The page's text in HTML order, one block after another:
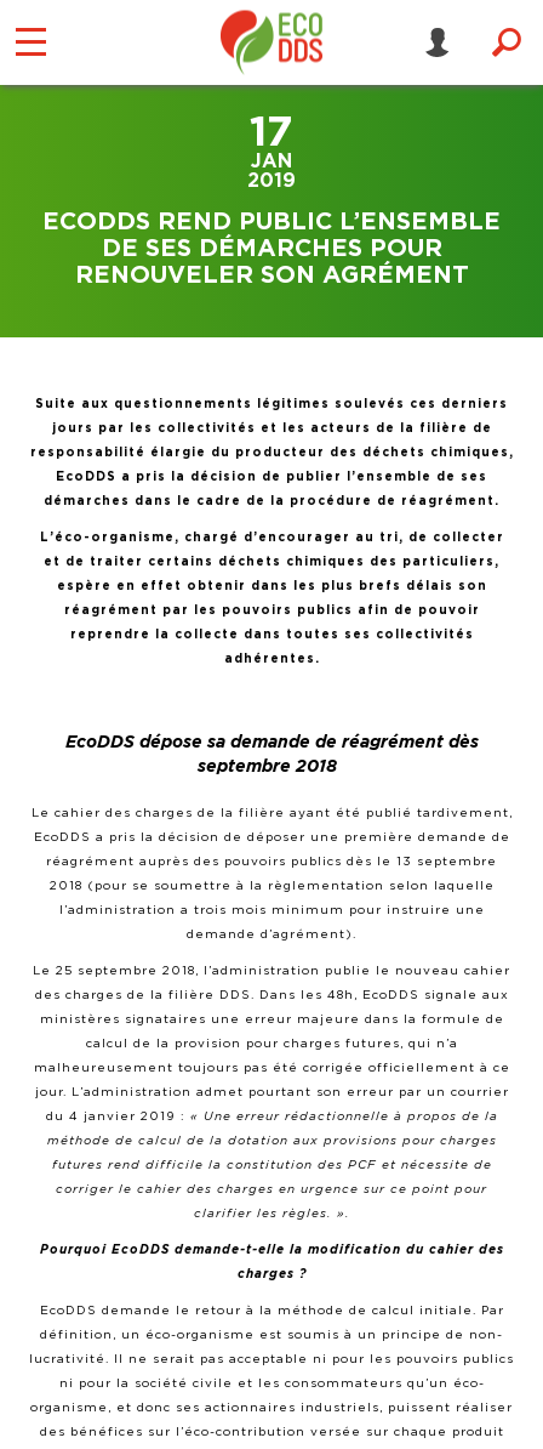
17
JAN
2019
ECODDS REND PUBLIC L’ENSEMBLE
DE SES DÉMARCHES POUR
RENOUVELER SON AGRÉMENT
Suite aux questionnements légitimes soulevés ces derniers
jours par les collectivités et les acteurs de la filière de
responsabilité élargie du producteur des déchets chimiques,
EcoDDS a pris la décision de publier l’ensemble de ses
démarches dans le cadre de la procédure de réagrément.
L’éco-organisme, chargé d’encourager au tri, de collecter
et de traiter certains déchets chimiques des particuliers,
espère en effet obtenir dans les plus brefs délais son
réagrément par les pouvoirs publics afin de pouvoir
reprendre la collecte dans toutes ses collectivités
adhérentes.
EcoDDS dépose sa demande de réagrément dès
septembre 2018
Le cahier des charges de la filière ayant été publié tardivement,
EcoDDS a pris la décision de déposer une première demande de
réagrément auprès des pouvoirs publics dès le 13 septembre
2018 (pour se soumettre à la règlementation selon laquelle
l’administration a trois mois minimum pour instruire une
demande d’agrément).
Le 25 septembre 2018, l’administration publie le nouveau cahier
des charges de la filière DDS. Dans les 48h, EcoDDS signale aux
ministères signataires une erreur majeure dans la formule de
calcul de la provision pour charges futures, qui n’a
malheureusement toujours pas été corrigée officiellement à ce
jour. L’administration admet pourtant son erreur par un courrier
du 4 janvier 2019 : « Une erreur rédactionnelle à propos de la
méthode de calcul de la dotation aux provisions pour charges
futures rend difficile la constitution des PCF et nécessite de
corriger le cahier des charges en urgence sur ce point pour
clarifier les règles. ».
Pourquoi EcoDDS demande-t-elle la modification du cahier des
charges ?
EcoDDS demande le retour à la méthode de calcul initiale. Par
définition, un éco-organisme est soumis à un principe de non-
lucrativité. Il ne serait pas acceptable ni pour les pouvoirs publics
ni pour la société civile et les consommateurs qu’un éco-
organisme, et donc ses actionnaires industriels, puissent réaliser
des bénéfices sur l’éco-contribution versée sur chaque produit